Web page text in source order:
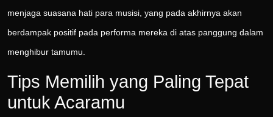
menjaga suasana hati para musisi, yang pada akhirnya akan
berdampak positif pada performa mereka di atas panggung dalam
menghibur tamumu.
Tips Memilih yang Paling Tepat
untuk Acaramu